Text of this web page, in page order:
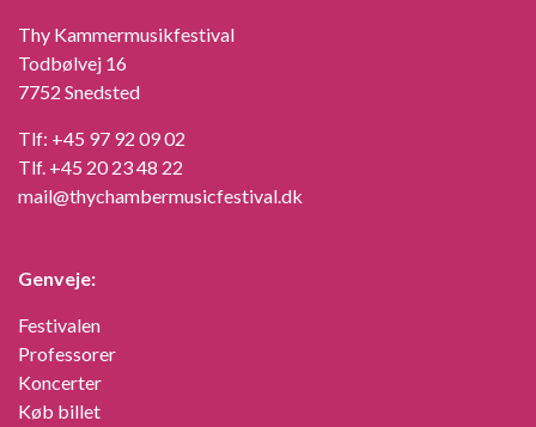
Thy Kammermusikfestival
Todbølvej 16
7752 Snedsted
Tlf: +45 97 92 09 02
Tlf. +45 20 23 48 22
mail@thychambermusicfestival.dk
Genveje:
Festivalen
Professorer
Koncerter
Køb billet